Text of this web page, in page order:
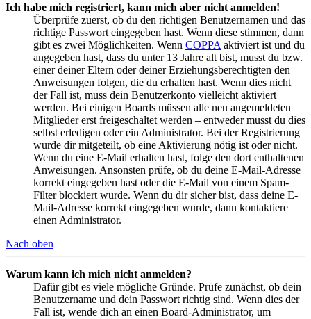
Ich habe mich registriert, kann mich aber nicht anmelden!
Überprüfe zuerst, ob du den richtigen Benutzernamen und das
richtige Passwort eingegeben hast. Wenn diese stimmen, dann
gibt es zwei Möglichkeiten. Wenn COPPA aktiviert ist und du
angegeben hast, dass du unter 13 Jahre alt bist, musst du bzw.
einer deiner Eltern oder deiner Erziehungsberechtigten den
Anweisungen folgen, die du erhalten hast. Wenn dies nicht
der Fall ist, muss dein Benutzerkonto vielleicht aktiviert
werden. Bei einigen Boards müssen alle neu angemeldeten
Mitglieder erst freigeschaltet werden – entweder musst du dies
selbst erledigen oder ein Administrator. Bei der Registrierung
wurde dir mitgeteilt, ob eine Aktivierung nötig ist oder nicht.
Wenn du eine E-Mail erhalten hast, folge den dort enthaltenen
Anweisungen. Ansonsten prüfe, ob du deine E-Mail-Adresse
korrekt eingegeben hast oder die E-Mail von einem Spam-
Filter blockiert wurde. Wenn du dir sicher bist, dass deine E-
Mail-Adresse korrekt eingegeben wurde, dann kontaktiere
einen Administrator.
Nach oben
Warum kann ich mich nicht anmelden?
Dafür gibt es viele mögliche Gründe. Prüfe zunächst, ob dein
Benutzername und dein Passwort richtig sind. Wenn dies der
Fall ist, wende dich an einen Board-Administrator, um